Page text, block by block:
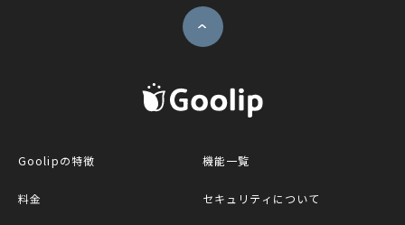
Goolipの特徴 機能一覧
料金 セキュリティについて